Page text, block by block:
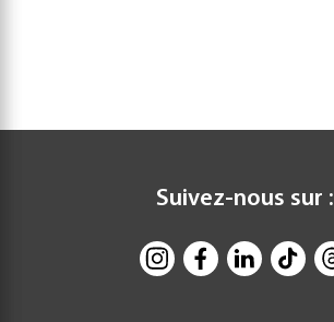
Suivez-nous sur :